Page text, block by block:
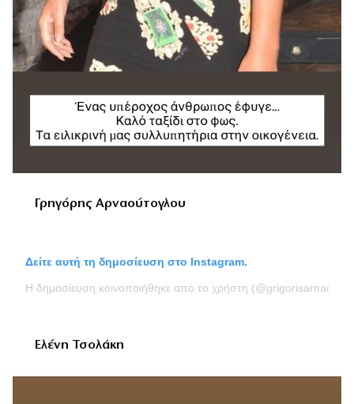
Γρηγόρης Αρναούτογλου
Δείτε αυτή τη δημοσίευση στο Instagram.
Η δημοσίευση κοινοποιήθηκε από το χρήστη
Ελένη Τσολάκη